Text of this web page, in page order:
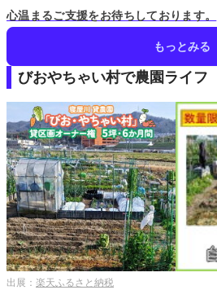
心温まるご支援をお待ちしております。
もっとみる
びおやちゃい村で農園ライフ
出展： 楽天ふるさと納税